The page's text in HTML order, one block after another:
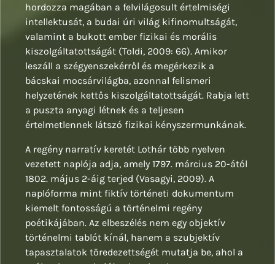
hordozza magában a felvilágosult értelmiségi
intellektusát, a budai úri világ kifinomultságát,
valamint a bukott ember fizikai és morális
kiszolgáltatottságát (Toldi, 2009: 66). Amikor
leszáll a szégyenszekérről és megérkezik a
bácskai mocsárvilágba, azonnal felismeri
helyzetének kettős kiszolgáltatottságát. Rabja lett
a puszta anyagi létnek és a teljesen
értelmetlennek látszó fizikai kényszermunkának.
A regény narratív keretét Lothár több nyelven
vezetett naplója adja, amely 1797. március 20-ától
1802. május 2-áig terjed (Vasagyi, 2009). A
naplóforma mint fiktív történeti dokumentum
kiemelt fontosságú a történelmi regény
poétikájában. Az elbeszélés nem egy objektív
történelmi tablót kínál, hanem a szubjektív
tapasztalatok töredezettségét mutatja be, ahol a